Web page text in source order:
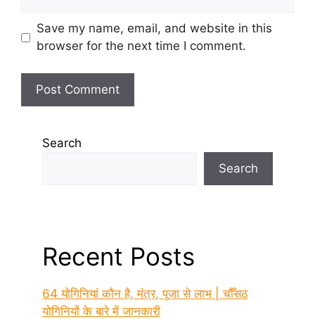
Save my name, email, and website in this
browser for the next time I comment.
Search
Search
Recent Posts
64 योगिनियां कौन है, मंत्र, पूजा से लाभ | चौँसठ
योगिनियों के बारे में जानकारी